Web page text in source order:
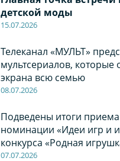
детской моды
15.07.2026
Телеканал «МУЛЬТ»
мультсериалов, которые
экрана всю семью
08.07.2026
Подведены итоги приема
номинации «Идеи игр и
конкурса «Родная
07.07.2026